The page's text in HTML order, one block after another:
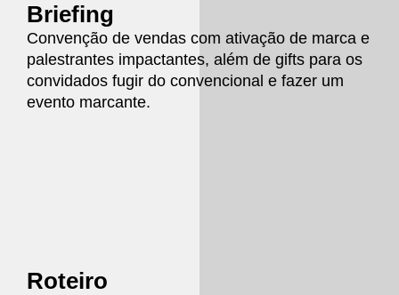
Briefing
Convenção de vendas com ativação de marca e
palestrantes impactantes, além de gifts para os
convidados fugir do convencional e fazer um
evento marcante.
Roteiro